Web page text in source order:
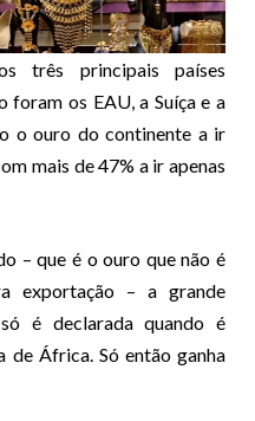
três principais países
os EAU, a Suíça e a
o ouro do continente a ir
mais de 47% a ir apenas
– que é o ouro que não é
exportação – a grande
é declarada quando é
África. Só então ganha